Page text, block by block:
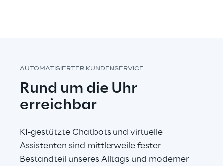
AUTOMATISIERTER KUNDENSERVICE
Rund um die Uhr
erreichbar
KI-gestützte Chatbots und virtuelle
Assistenten sind mittlerweile fester
Bestandteil unseres Alltags und moderner